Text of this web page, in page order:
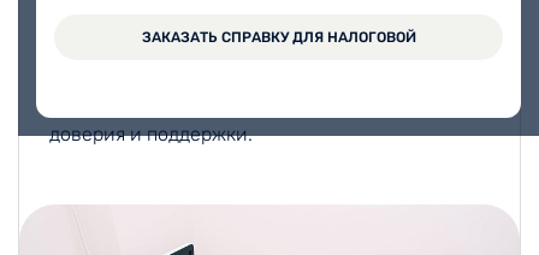
ЗАКАЗАТЬ СПРАВКУ ДЛЯ НАЛОГОВОЙ
испытывают стеснение или страх, обращаясь
доверия и поддержки.